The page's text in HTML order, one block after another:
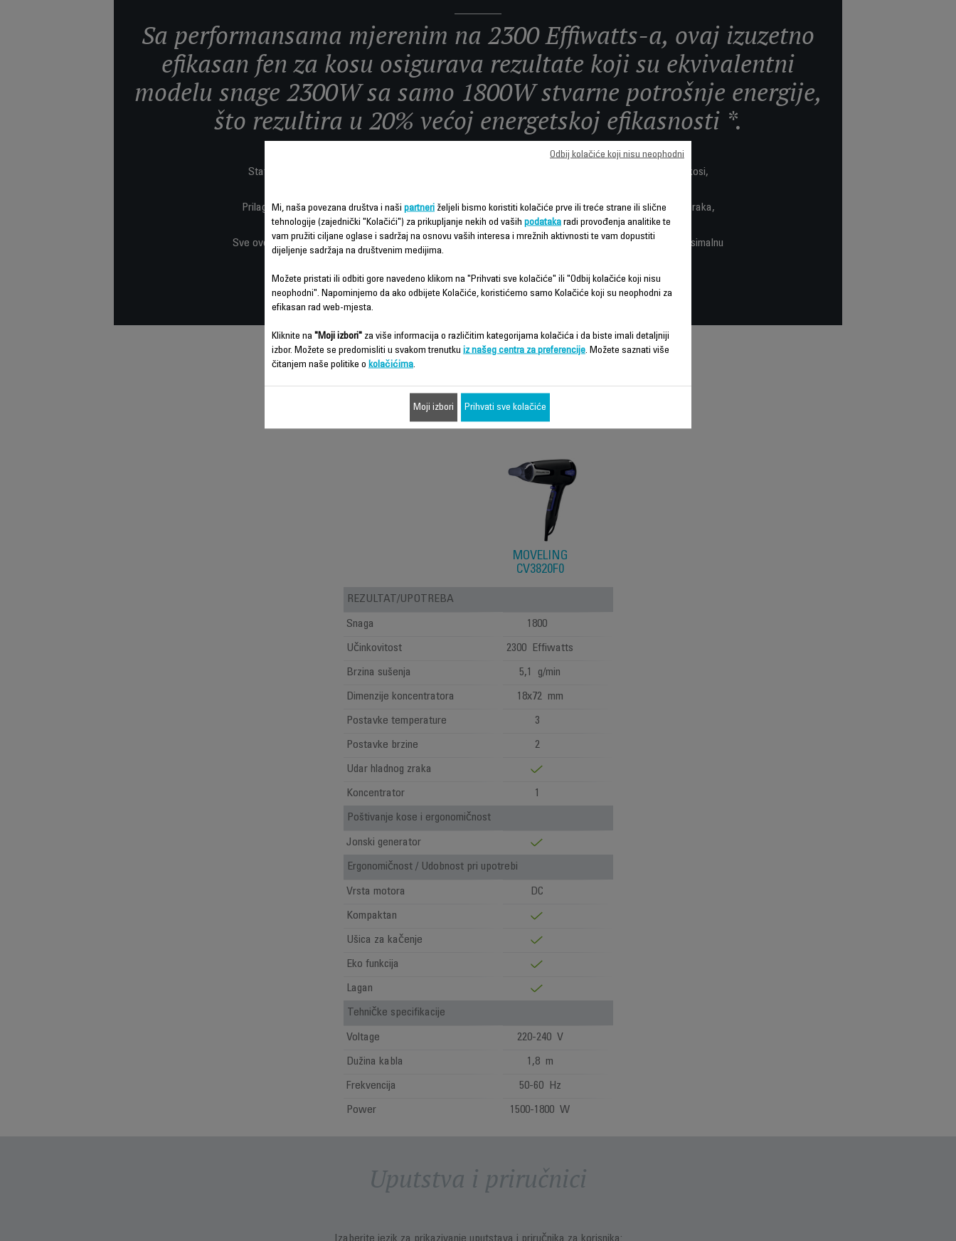
Sa performansama mjerenim na 2300 Effiwatts-a, ovaj izuzetno
efikasan fen za kosu osigurava rezultate koji su ekvivalentni
modelu snage 2300W sa samo 1800W stvarne potrošnje energije,
što rezultira u 20% većoj energetskoj efikasnosti *.
Statički elektricitet se smanjuje kako se emituju milioni jona u vidu koncentrisanja molekula vode na kosi,
Prilagođena podešavanja za sušenje čine savršen fen za sušenje kose, sa završnim udarom hladnog zraka,
kako bi se osigurao stil sa dugotrajnim rezultatima.
Sve ovo, u laganom i kompaktnom okviru sa jednostavnim rukovanjem i savršenom ergonomijom za maksimalnu
Karakteristike - Poređenje
MOVELING
CV3820F0
REZULTAT/UPOTREBA
Snaga 1800
Učinkovitost 2300 Effiwatts
Brzina sušenja 5,1 g/min
Dimenzije koncentratora 18x72 mm
Postavke temperature 3
Postavke brzine 2
Udar hladnog zraka
Koncentrator 1
Poštivanje kose i ergonomičnost
Jonski generator
Ergonomičnost / Udobnost pri upotrebi
Vrsta motora DC
Kompaktan
Ušica za kačenje
Eko funkcija
Lagan
Tehničke specifikacije
Voltage 220-240 V
Dužina kabla 1,8 m
Frekvencija 50-60 Hz
Power 1500-1800 W
Uputstva i priručnici
Mi, naša povezana društva i naši partneri željeli bismo koristiti kolačiće prve ili treće strane ili slične
tehnologije (zajednički "Kolačići") za prikupljanje nekih od vaših podataka radi provođenja analitike te
vam pružiti ciljane oglase i sadržaj na osnovu vaših interesa i mrežnih aktivnosti te vam dopustiti
dijeljenje sadržaja na društvenim medijima.
Možete pristati ili odbiti gore navedeno klikom na "Prihvati sve kolačiće" ili "Odbij kolačiće koji nisu
neophodni". Napominjemo da ako odbijete Kolačiće, koristićemo samo Kolačiće koji su neophodni za
efikasan rad web-mjesta.
Kliknite na "Moji izbori" za više informacija o različitim kategorijama kolačića i da biste imali detaljniji
izbor. Možete se predomisliti u svakom trenutku iz našeg centra za preferencije. Možete saznati više
čitanjem naše politike o kolačićima.
Odbij kolačiće koji nisu neophodni
Moji izbori Prihvati sve kolačiće